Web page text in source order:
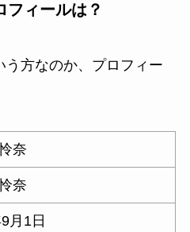
フィールは？
方なのか、プロフィー
奈
奈
月1日